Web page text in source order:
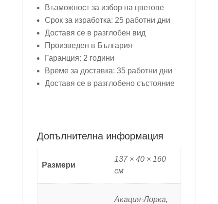
Възможност за избор на цветове
Срок за изработка: 25 работни дни
Доставя се в разглобен вид
Произведен в България
Гаранция: 2 години
Време за доставка: 35 работни дни
Доставя се в разглобено състояние
Допълнителна информация
Размери
137 × 40 × 160
см
Акация-Лорка,